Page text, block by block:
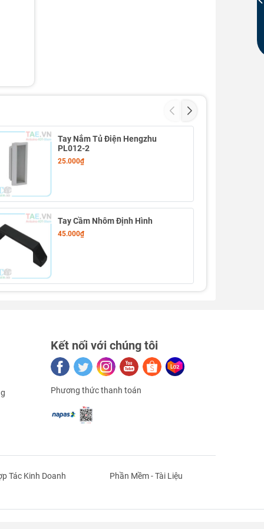
Tay Nắm Tủ Điện Hengzhu
PL012-2
25.000₫
Tay Cầm Nhôm Định Hình
45.000₫
Kết nối với chúng tôi
Phương thức thanh toán
Tác Kinh Doanh Phần Mềm - Tài Liệu